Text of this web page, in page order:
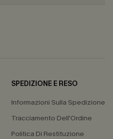
SPEDIZIONE E RESO
Informazioni Sulla Spedizione
Tracciamento Dell'Ordine
Politica Di Restituzione